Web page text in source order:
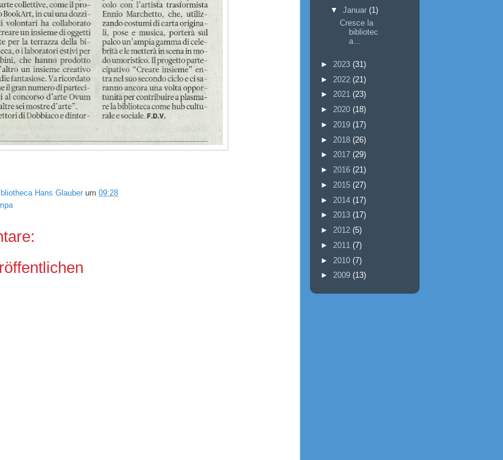
Hans Glauber um 09:28
▼ Januar (1)
Cresce la
bibliotec
a...
► 2023 (31)
► 2022 (21)
► 2021 (23)
► 2020 (18)
► 2019 (17)
► 2018 (26)
► 2017 (29)
► 2016 (21)
► 2015 (27)
► 2014 (17)
► 2013 (17)
► 2012 (5)
► 2011 (7)
► 2010 (7)
► 2009 (13)